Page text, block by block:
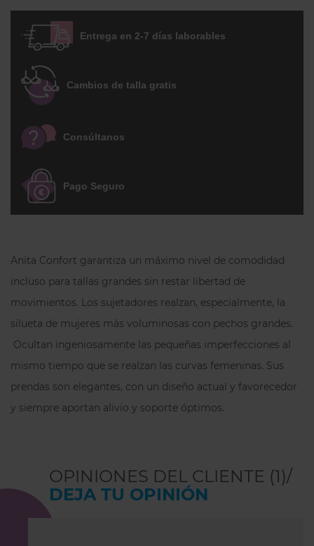
copas.
Este fantástico sujetador tallas grandes
con copas de espuma ultrablandas
asegura estabilidad y una comodidad
óptima gracias al corte transveral de las
copas y a la pretina lateral que recoge el
pecho desde la axila.
al pecho.
espalda tiene un corte ancho con 3
corchetes (más alta en las tallas más
grandes).
el que destaca. En Inimar tenemos
primero la talla francesa y, entre
paréntesis, su equivalente europea. Si
tienes dudas estaremos encantadas de
Entrega en 2-7 días laborables
Cambios de talla gratis
Consúltanos
Pago Seguro
Anita Confort garantiza un máximo nivel de comodidad
incluso para tallas grandes sin restar libertad de
movimientos. Los sujetadores realzan, especialmente, la
silueta de mujeres más voluminosas con pechos grandes.
Ocultan ingeniosamente las pequeñas imperfecciones al
mismo tiempo que se realzan las curvas femeninas. Sus
prendas son elegantes, con un diseño actual y favorecedor
y siempre aportan alivio y soporte óptimos.
OPINIONES DEL CLIENTE (1)/
DEJA TU OPINIÓN